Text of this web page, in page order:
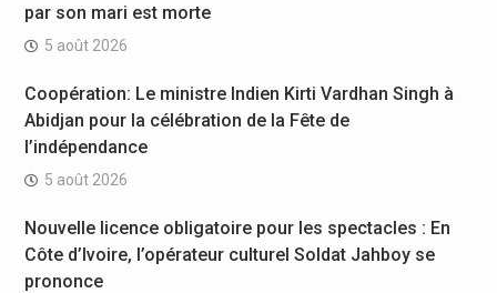
par son mari est morte
5 août 2026
Coopération: Le ministre Indien Kirti Vardhan Singh à
Abidjan pour la célébration de la Fête de
l’indépendance
5 août 2026
Nouvelle licence obligatoire pour les spectacles : En
Côte d’Ivoire, l’opérateur culturel Soldat Jahboy se
prononce